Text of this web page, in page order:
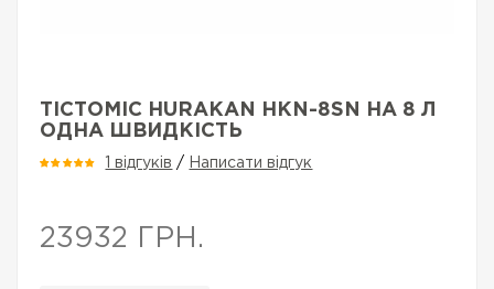
ТІСТОМІС HURAKAN HKN-8SN НА 8 Л
ОДНА ШВИДКІСТЬ
1 відгуків / Написати відгук
23932 ГРН.